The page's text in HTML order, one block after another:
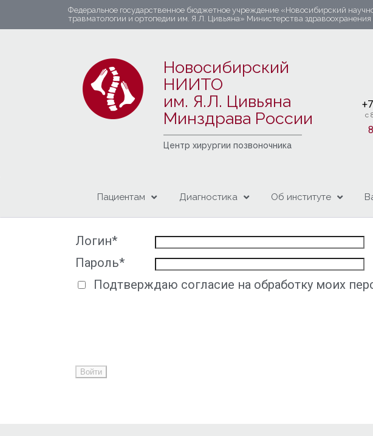
Федеральное государственное бюджетное учреждение «Новосибирский
травматологии и ортопедии им. Я.Л. Цивьяна» Министерства
Новосибирский
НИИТО
им. Я.Л. Цивьяна
Минздрава России
Центр хирургии позвоночника
c
Пациентам Диагностика Об институте
Логин*
Пароль*
Подтверждаю согласие на обработку моих